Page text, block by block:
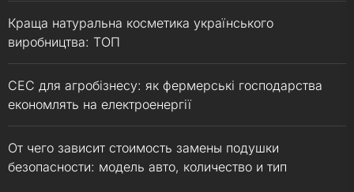
Краща натуральна косметика українського
виробництва: ТОП
СЕС для агробізнесу: як фермерські господарства
економлять на електроенергії
От чего зависит стоимость замены подушки
безопасности: модель авто, количество и тип